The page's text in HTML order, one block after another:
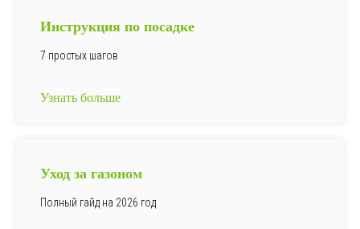
Инструкция по посадке
7 простых шагов
Узнать больше
Уход за газоном
Полный гайд на 2026 год